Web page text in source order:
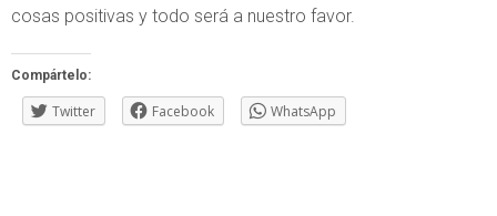
cosas positivas y todo será a nuestro favor.
Compártelo:
Twitter Facebook WhatsApp